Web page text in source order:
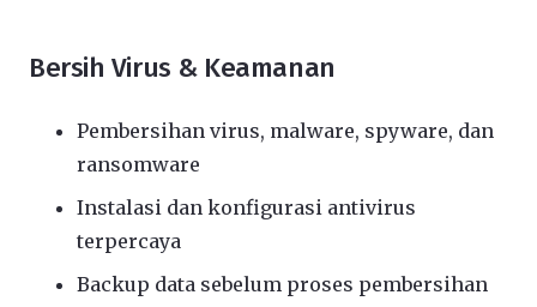
Bersih Virus & Keamanan
Pembersihan virus, malware, spyware, dan
ransomware
Instalasi dan konfigurasi antivirus
terpercaya
Backup data sebelum proses pembersihan